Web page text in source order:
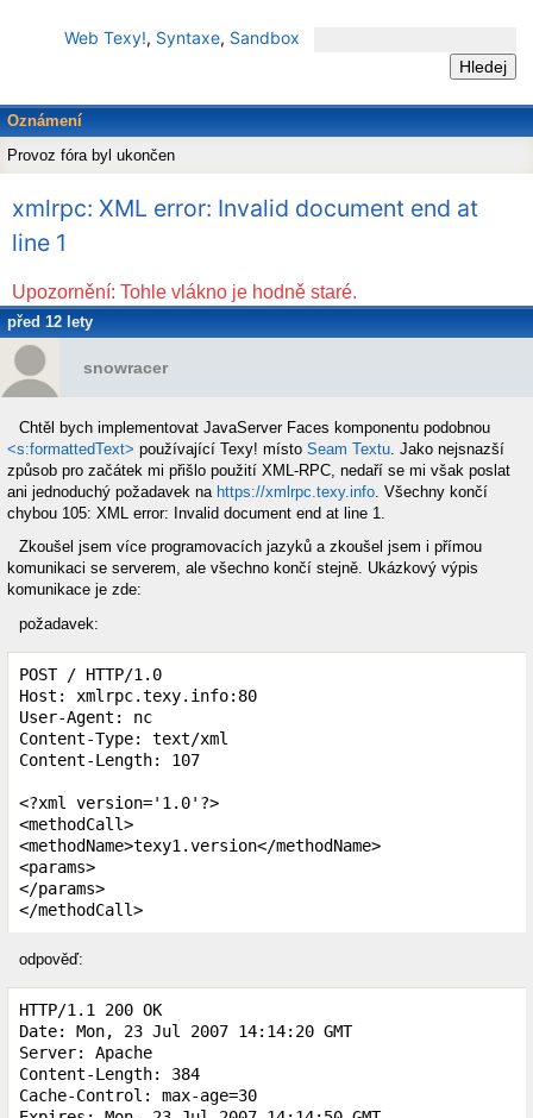
Web Texy!, Syntaxe, Sandbox
Oznámení
Provoz fóra byl ukončen
xmlrpc: XML error: Invalid document end at
line 1
Upozornění: Tohle vlákno je hodně staré.
před 12 lety
snowracer
Chtěl bych implementovat JavaServer Faces komponentu podobnou
<s:formattedText> používající Texy! místo Seam Textu . Jako nejsnazší
způsob pro začátek mi přišlo použití XML-RPC, nedaří se mi však poslat
ani jednoduchý požadavek na https://xmlrpc.texy.info . Všechny končí
chybou 105: XML error: Invalid document end at line 1.
Zkoušel jsem více programovacích jazyků a zkoušel jsem i přímou
komunikaci se serverem, ale všechno končí stejně. Ukázkový výpis
komunikace je zde:
požadavek:
POST / HTTP/1.0
Host: xmlrpc.texy.info:80
User-Agent: nc
Content-Type: text/xml
Content-Length: 107
<?xml version='1.0'?>
<methodCall>
<methodName>texy1.version</methodName>
<params>
</params>
</methodCall>
odpověď:
HTTP/1.1 200 OK
Date: Mon, 23 Jul 2007 14:14:20 GMT
Server: Apache
Content-Length: 384
Cache-Control: max-age=30